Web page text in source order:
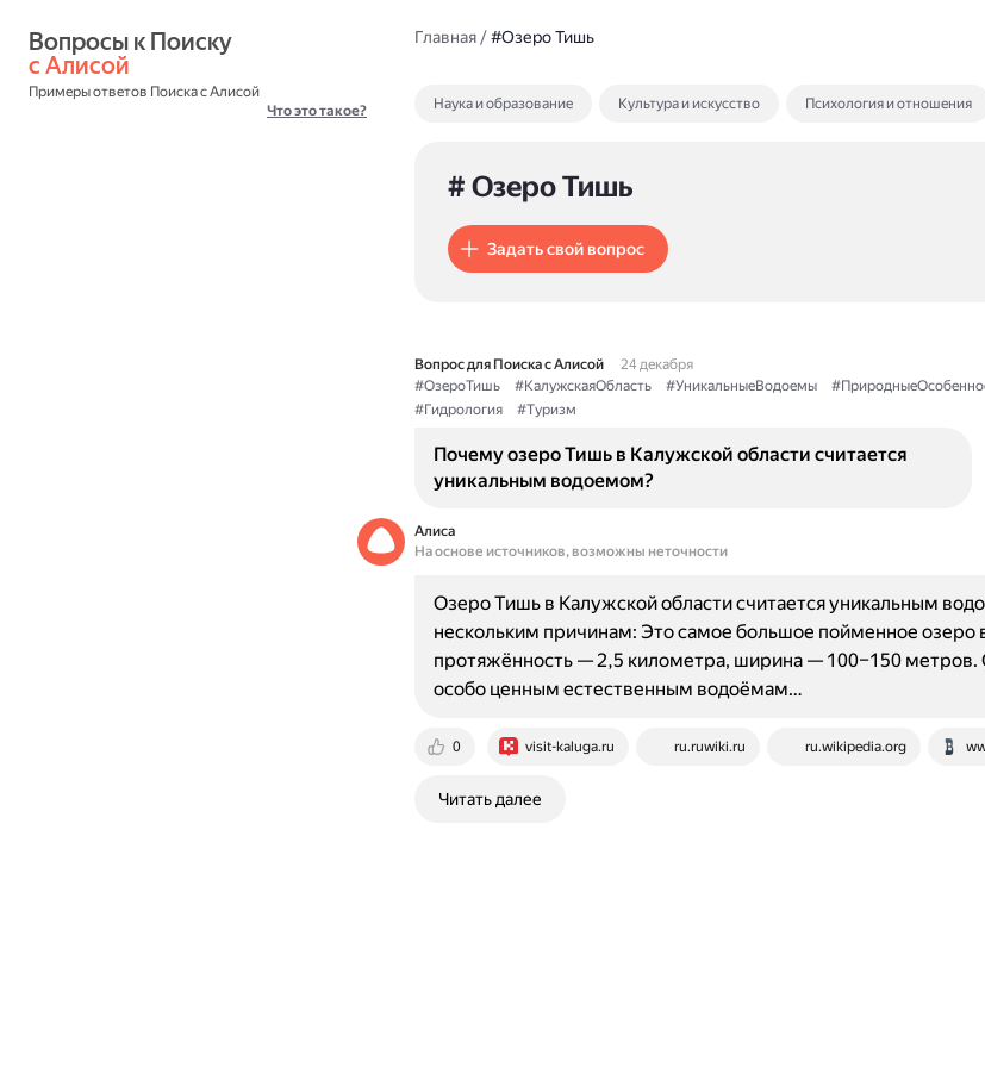
с Алисой
Примеры ответов Поиска с Алисой
Что это такое?
Главная/#Озеро Тишь
Наука и образование Культура и искусство Психология и отношения
# Озеро Тишь
Задать свой вопрос
Вопрос для Поиска с Алисой
24 декабря
#ОзероТишь
#КалужскаяОбласть #УникальныеВодоемы
#Гидрология
#Туризм
Почему озеро Тишь в Калужской области считается
уникальным водоемом?
Алиса
На основе источников, возможны неточности
0 visit-kaluga.ru ru.ruwiki.ru ru.wikipedia.org
Озеро Тишь в Калужской области считается уникальным
нескольким причинам: Это самое большое пойменное озеро
протяжённость — 2,5 километра, ширина — 100–150 метров.
особо ценным естественным водоёмам…
Читать далее